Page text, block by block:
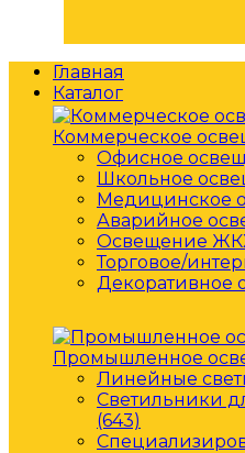
Главная
Каталог
Коммерческое
Офисное
Школьное
Медицинское
Аварийное
Освещение
Торговое/
Декоративное
Промышленное
Линейные
Светильники
(643)